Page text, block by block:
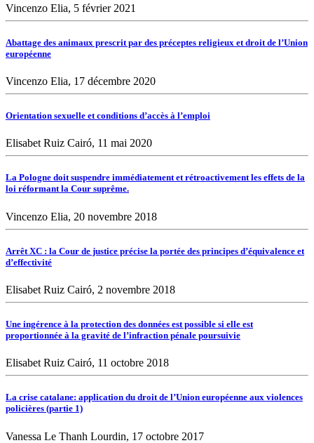
Vincenzo Elia, 5 février 2021
Abattage des animaux prescrit par des préceptes religieux et droit de l’Union
européenne
Vincenzo Elia, 17 décembre 2020
Orientation sexuelle et conditions d’accès à l’emploi
Elisabet Ruiz Cairó, 11 mai 2020
La Pologne doit suspendre immédiatement et rétroactivement les effets de la
loi réformant la Cour suprême.
Vincenzo Elia, 20 novembre 2018
Arrêt XC : la Cour de justice précise la portée des principes d’équivalence et
d’effectivité
Elisabet Ruiz Cairó, 2 novembre 2018
Une ingérence à la protection des données est possible si elle est
proportionnée à la gravité de l’infraction pénale poursuivie
Elisabet Ruiz Cairó, 11 octobre 2018
La crise catalane: application du droit de l’Union européenne aux violences
policières (partie 1)
Vanessa Le Thanh Lourdin, 17 octobre 2017